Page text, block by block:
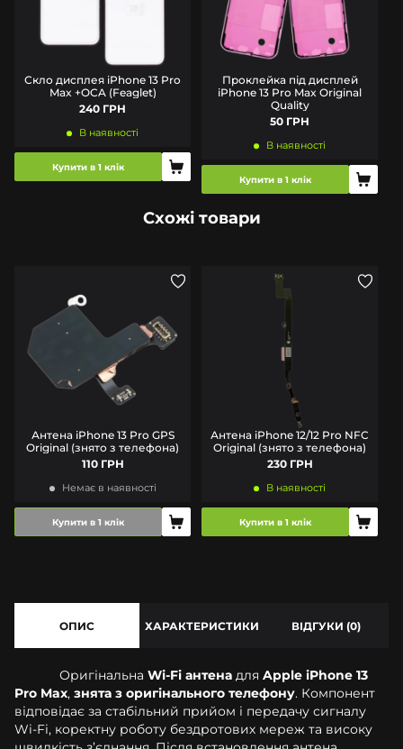
Скло дисплея iPhone 13 Pro
Max +OCA (Feaglet)
240 ГРН
В наявності
Купити в 1 клік
Проклейка під дисплей
iPhone 13 Pro Max Original
Quality
50 ГРН
В наявності
Купити в 1 клік
Схожі товари
Антена iPhone 13 Pro GPS
Original (знято з телефона)
110 ГРН
Немає в наявності
Купити в 1 клік
Антена iPhone 12/12 Pro NFC
Original (знято з телефона)
230 ГРН
В наявності
Купити в 1 клік
ОПИС ХАРАКТЕРИСТИКИ ВІДГУКИ (0)
Оригінальна Wi-Fi антена для Apple iPhone 13
Pro Max, знята з оригінального телефону. Компонент
відповідає за стабільний прийом і передачу сигналу
Wi-Fi, коректну роботу бездротових мереж та високу